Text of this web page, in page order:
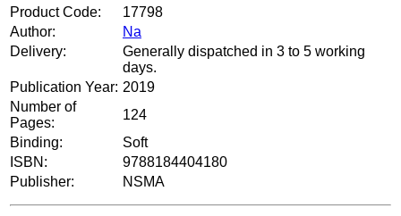
Product Code:
17798
Author:
Na
Delivery:
Generally dispatched in 3 to 5 working
days.
Publication Year: 2019
Number of
Pages:
124
Binding:
Soft
ISBN:
9788184404180
Publisher:
NSMA